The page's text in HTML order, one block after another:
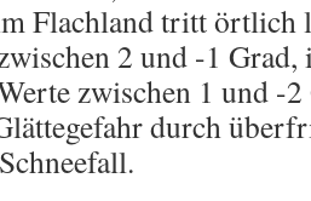
Flachland tritt örtlich
2 und -1
zwischen 1 und -2
durch